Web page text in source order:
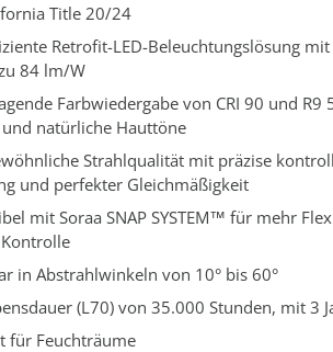
Title 20/24
Retrofit-LED-Beleuchtungslösung
84 lm/W
Farbwiedergabe von CRI 90 und R9
natürliche Hauttöne
Strahlqualität mit präzise
und perfekter Gleichmäßigkeit
mit Soraa SNAP SYSTEM™ für mehr
in Abstrahlwinkeln von 10° bis 60°
(L70) von 35.000 Stunden, mit 3
für Feuchträume